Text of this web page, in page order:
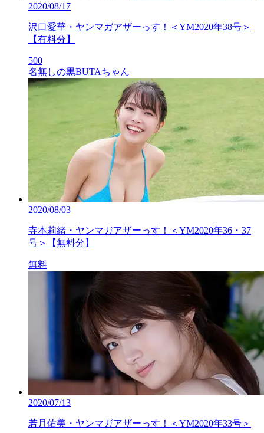
2020/08/17
沢口愛華・ヤンマガアザーっす！＜YM2020年38号＞
【有料分】
500
名無しの黒BUTAちゃん
2020/08/03
寺本莉緒・ヤンマガアザーっす！＜YM2020年36・37
号＞【無料分】
無料
2020/07/13
若月佑美・ヤンマガアザーっす！＜YM2020年33号＞